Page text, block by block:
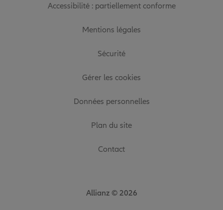
Accessibilité : partiellement conforme
Mentions légales
Sécurité
Gérer les cookies
Données personnelles
Plan du site
Contact
Allianz © 2026